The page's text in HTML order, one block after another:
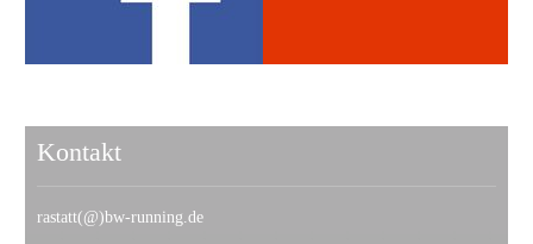
Kontakt
rastatt(@)bw-running.de